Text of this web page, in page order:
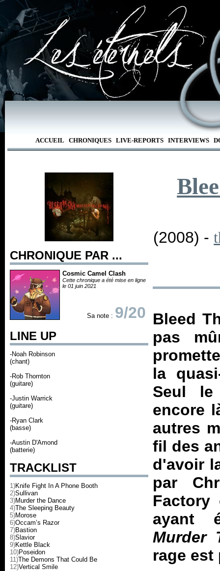
ACCUEIL CHRONIQUES LIVE-REPORTS INTERVIEWS
CHRONIQUE PAR ...
Cosmic Camel Clash
Cette chronique a été mise en ligne
le 01 juin 2021
Sa note : 9/20
LINE UP
-Noah Robinson
(chant)
-Rob Thornton
(guitare)
-Justin Warrick
(guitare)
-Ryan Clark
(basse)
-Austin D'Amond
(batterie)
TRACKLIST
1)Knife Fight In A Phone Booth
2)Sullivan
3)Murder the Dance
4)The Sleeping Beauty
5)Morose
6)Occam’s Razor
7)Bastion
8)Slavior
9)Kettle Black
10)Poseidon
11)The Demons That Could Be
12)Vertical Smile
(2008) -
Bleed
pas
la
Seul le
encore
autres
fil des
d'avoir
par
Factory
ayant
Murder
rage est